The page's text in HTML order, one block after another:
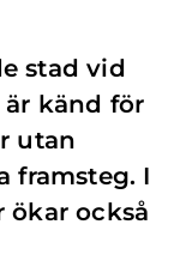
stad vid
känd för
utan
framsteg. I
ökar också